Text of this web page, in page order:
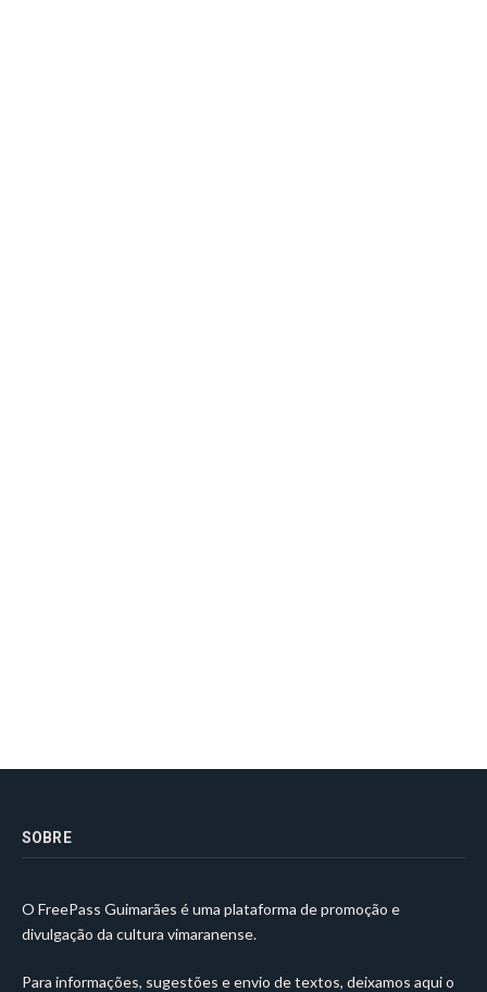
SOBRE
O FreePass Guimarães é uma plataforma de promoção e
divulgação da cultura vimaranense.
Para informações, sugestões e envio de textos, deixamos aqui o